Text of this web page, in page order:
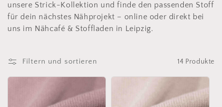
unsere Strick-Kollektion und finde den passenden Stoff
für dein nächstes Nähprojekt – online oder direkt bei
uns im Nähcafé & Stoffladen in Leipzig.
Filtern und sortieren 14 Produkte